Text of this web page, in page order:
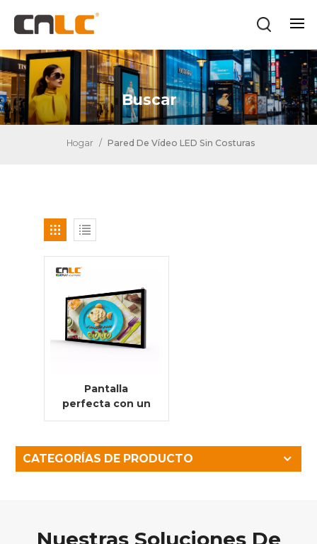
Buscar
Hogar / Pared De Vídeo LED Sin Costuras
Pantalla
perfecta con un
tamaño de píxel
videowalls LED
CATEGORÍAS DE PRODUCTO
Nuestras Soluciones De